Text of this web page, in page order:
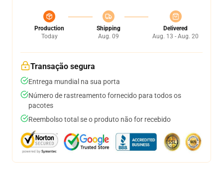
Production
Today
Shipping
Aug. 09
Delivered
Aug. 13 - Aug. 20
Transação segura
Entrega mundial na sua porta
Número de rastreamento fornecido para todos os
pacotes
Reembolso total se o produto não for recebido